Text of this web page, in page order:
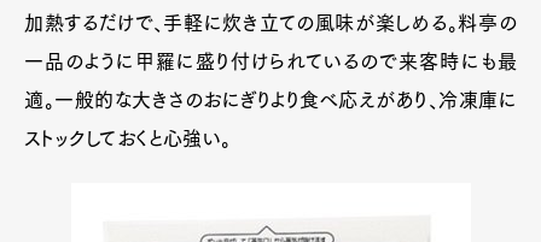
加熱するだけで、手軽に炊き立ての風味が楽しめる。料亭の
一品のように甲羅に盛り付けられているので来客時にも最
適。一般的な大きさのおにぎりより食べ応えがあり、冷凍庫に
ストックしておくと心強い。